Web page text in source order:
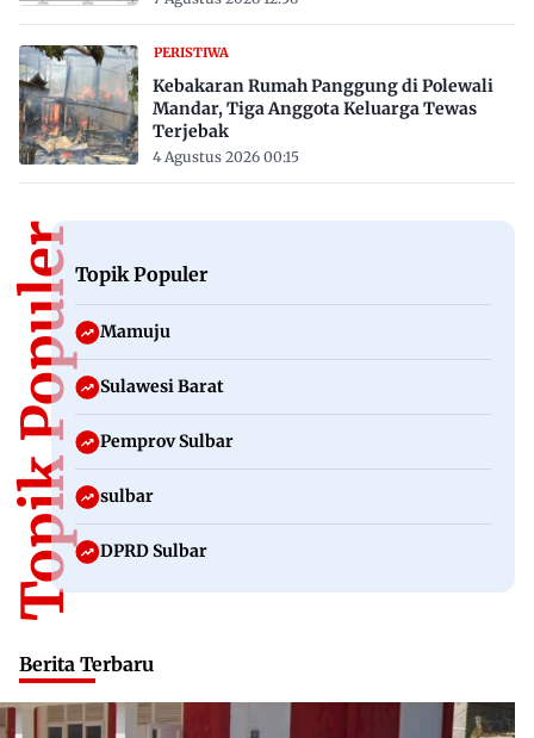
PERISTIWA
Kebakaran Rumah Panggung di Polewali
Mandar, Tiga Anggota Keluarga Tewas
Terjebak
4 Agustus 2026 00:15
Topik PopulerTopik Populer
Mamuju
Sulawesi Barat
Pemprov Sulbar
sulbar
DPRD Sulbar
Berita Terbaru